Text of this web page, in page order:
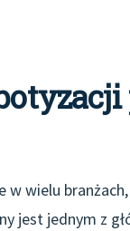
w wielu
jest jednym z